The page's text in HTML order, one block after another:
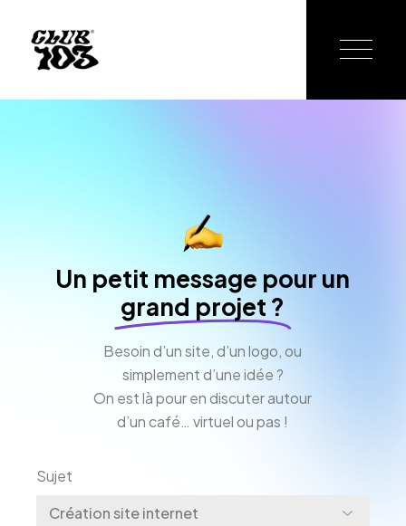
Un petit message pour un
grand projet ?
Besoin d’un site, d’un logo, ou
simplement d’une idée ?
On est là pour en discuter autour
d’un café… virtuel ou pas !
Sujet